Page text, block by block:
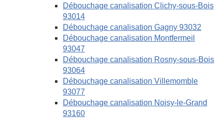
Débouchage canalisation Clichy-sous-Bois
93014
Débouchage canalisation Gagny 93032
Débouchage canalisation Montfermeil
93047
Débouchage canalisation Rosny-sous-Bois
93064
Débouchage canalisation Villemomble
93077
Débouchage canalisation Noisy-le-Grand
93160